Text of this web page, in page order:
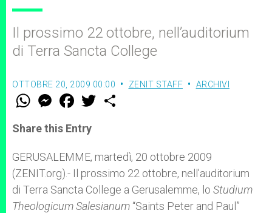
Il prossimo 22 ottobre, nell’auditorium
di Terra Sancta College
OTTOBRE 20, 2009 00:00 ZENIT STAFF ARCHIVI
W
t
s
p
p
M
e
s
e
g
e
r
F
a
e
b
o
k
w
r
Share this Entry
GERUSALEMME, martedì, 20 ottobre 2009
(ZENIT.org).- Il prossimo 22 ottobre, nell’auditorium
di Terra Sancta College a Gerusalemme, lo Studium
Theologicum Salesianum “Saints Peter and Paul”